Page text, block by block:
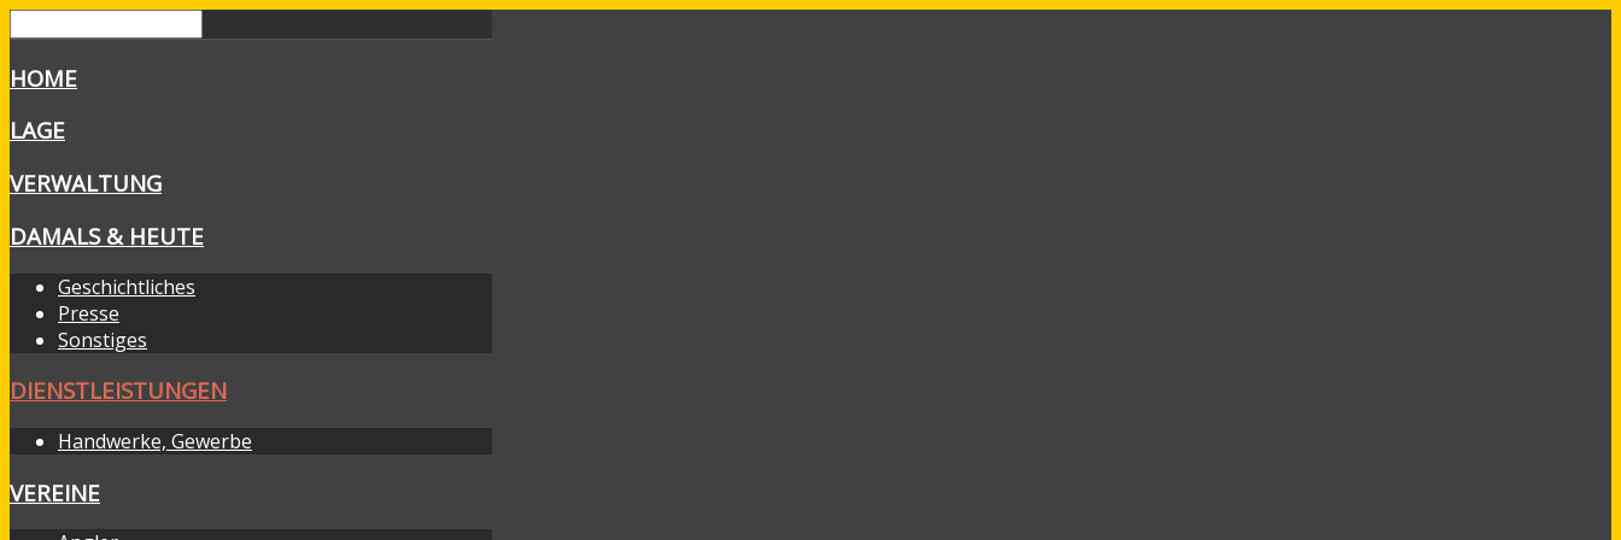
HOME
LAGE
VERWALTUNG
DAMALS & HEUTE
Geschichtliches
Presse
Sonstiges
DIENSTLEISTUNGEN
Handwerke, Gewerbe
VEREINE